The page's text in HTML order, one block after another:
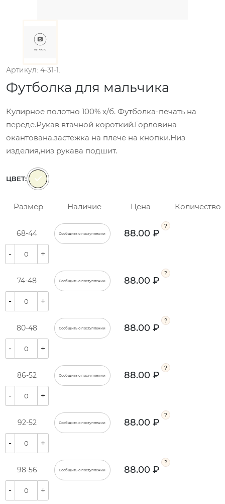
Артикул: 4-31-1.
Футболка для мальчика
Кулирное полотно 100% х/б. Футболка-печать на
переде.Рукав втачной короткий.Горловина
окантована,застежка на плече на кнопки.Низ
изделия,низ рукава подшит.
ЦВЕТ:
Размер Наличие Цена Количество
68-44 Сообщить о поступлении 88.00 ₽
- +
74-48 Сообщить о поступлении 88.00 ₽
- +
80-48 Сообщить о поступлении 88.00 ₽
- +
86-52 Сообщить о поступлении 88.00 ₽
- +
92-52 Сообщить о поступлении 88.00 ₽
- +
98-56 Сообщить о поступлении 88.00 ₽
- +